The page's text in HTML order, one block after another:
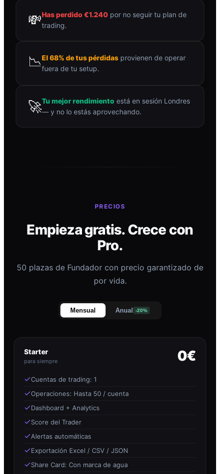
💸Has perdido €1.240 por no seguir tu plan de
trading.
📉El 68% de tus pérdidas provienen de operar
fuera de tu setup.
🚀Tu mejor rendimiento está en sesión Londres
— y no lo estás aprovechando.
PRECIOS
Empieza gratis. Crece con
Pro.
50 plazas de Fundador con precio garantizado de
por vida.
Mensual Anual -20%
Starter
para siempre 0€
Cuentas de trading: 1
Operaciones: Hasta 50 / cuenta
Dashboard + Analytics
Score del Trader
Alertas automáticas
Exportación Excel / CSV / JSON
Share Card: Con marca de agua